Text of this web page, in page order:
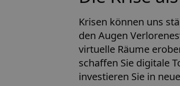
Krisen können uns
den Augen
virtuelle Räume
schaffen Sie digitale
investieren Sie in